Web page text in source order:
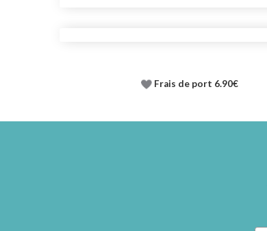
Frais de port 6.90€